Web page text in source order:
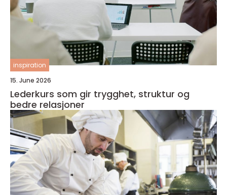
inspiration
15. June 2026
Lederkurs som gir trygghet, struktur og
bedre relasjoner